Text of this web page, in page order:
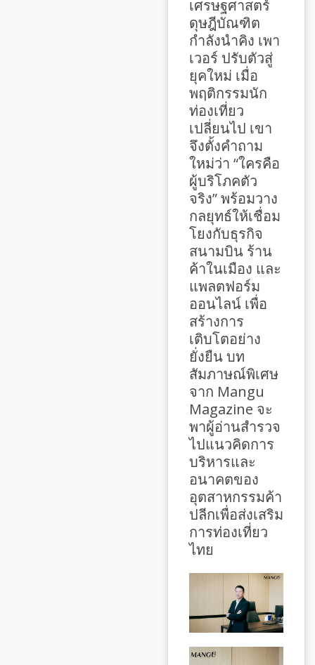
เศรษฐศาสตร์
ดุษฎีบัณฑิต
กำลังนำคิง เพา
เวอร์ ปรับตัวสู่
ยุคใหม่ เมื่อ
พฤติกรรมนัก
ท่องเที่ยว
เปลี่ยนไป เขา
จึงตั้งคำถาม
ใหม่ว่า “ใครคือ
ผู้บริโภคตัว
จริง” พร้อมวาง
กลยุทธ์ให้เชื่อม
โยงกับธุรกิจ
สนามบิน ร้าน
ค้าในเมือง และ
แพลตฟอร์ม
ออนไลน์ เพื่อ
สร้างการ
เติบโตอย่าง
ยั่งยืน บท
สัมภาษณ์พิเศษ
จาก Mangu
Magazine จะ
พาผู้อ่านสำรวจ
ไปแนวคิดการ
บริหารและ
อนาคตของ
อุตสาหกรรมค้า
ปลีกเพื่อส่งเสริม
การท่องเที่ยว
ไทย